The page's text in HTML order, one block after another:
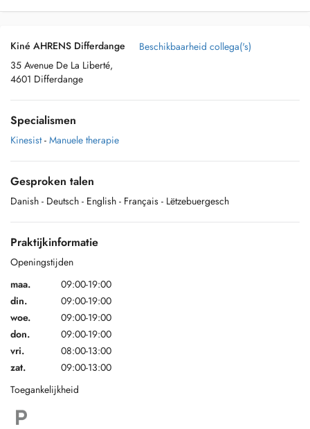
Kiné AHRENS Differdange
35 Avenue De La Liberté,
4601 Differdange
Beschikbaarheid collega('s)
Specialismen
Kinesist - Manuele therapie
Gesproken talen
Danish - Deutsch - English - Français - Lëtzebuergesch
Praktijkinformatie
Openingstijden
maa.
09:00-19:00
din.
09:00-19:00
woe.
09:00-19:00
don.
09:00-19:00
vri.
08:00-13:00
zat.
09:00-13:00
Toegankelijkheid